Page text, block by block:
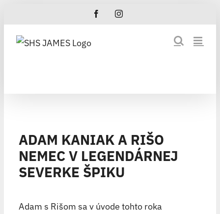
to
content
FacebookInstagram
ADAM KANIAK A RIŠO
NEMEC V LEGENDÁRNEJ
SEVERKE ŠPIKU
Adam s Rišom sa v úvode tohto roka